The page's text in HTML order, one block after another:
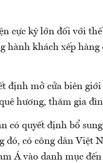
cực kỳ lớn đối với
hành khách xếp hàng
định mở cửa biên
hương, thăm gia
có quyết định bổ
đó, có công dân Việt
Á vào danh mục